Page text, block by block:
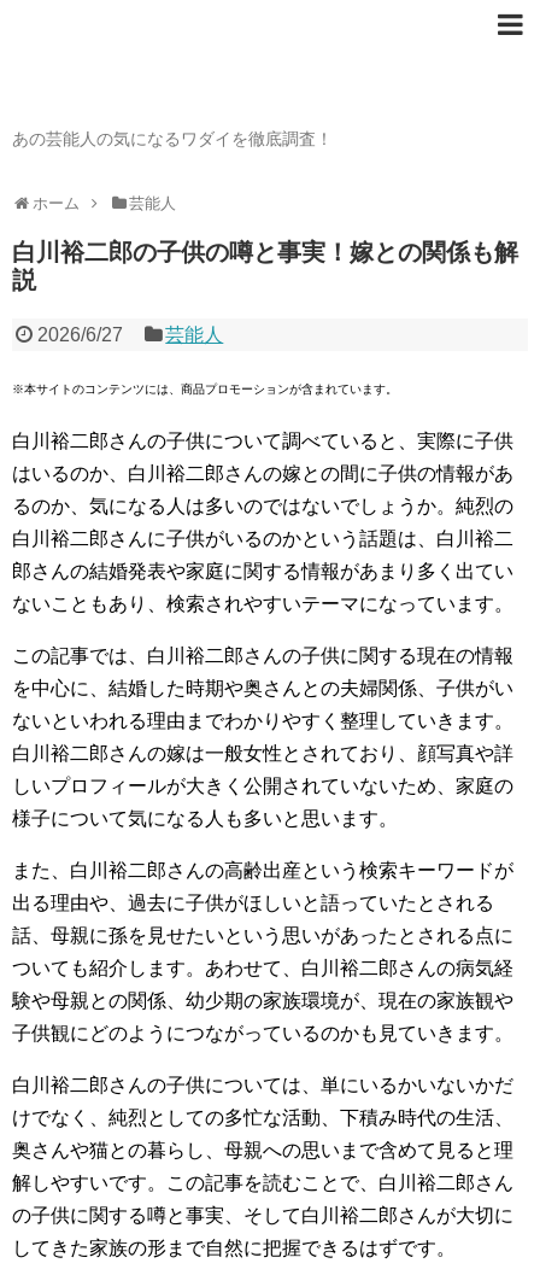
あの芸能人の気になるワダイを徹底調査！
ホーム 芸能人
白川裕二郎の子供の噂と事実！嫁との関係も解
説
2026/6/27 芸能人
※本サイトのコンテンツには、商品プロモーションが含まれています。
白川裕二郎さんの子供について調べていると、実際に子供
はいるのか、白川裕二郎さんの嫁との間に子供の情報があ
るのか、気になる人は多いのではないでしょうか。純烈の
白川裕二郎さんに子供がいるのかという話題は、白川裕二
郎さんの結婚発表や家庭に関する情報があまり多く出てい
ないこともあり、検索されやすいテーマになっています。
この記事では、白川裕二郎さんの子供に関する現在の情報
を中心に、結婚した時期や奥さんとの夫婦関係、子供がい
ないといわれる理由までわかりやすく整理していきます。
白川裕二郎さんの嫁は一般女性とされており、顔写真や詳
しいプロフィールが大きく公開されていないため、家庭の
様子について気になる人も多いと思います。
また、白川裕二郎さんの高齢出産という検索キーワードが
出る理由や、過去に子供がほしいと語っていたとされる
話、母親に孫を見せたいという思いがあったとされる点に
ついても紹介します。あわせて、白川裕二郎さんの病気経
験や母親との関係、幼少期の家族環境が、現在の家族観や
子供観にどのようにつながっているのかも見ていきます。
白川裕二郎さんの子供については、単にいるかいないかだ
けでなく、純烈としての多忙な活動、下積み時代の生活、
奥さんや猫との暮らし、母親への思いまで含めて見ると理
解しやすいです。この記事を読むことで、白川裕二郎さん
の子供に関する噂と事実、そして白川裕二郎さんが大切に
してきた家族の形まで自然に把握できるはずです。